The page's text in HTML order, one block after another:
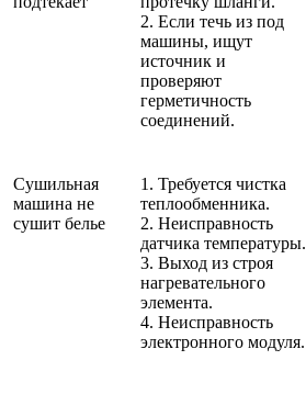
2. Если течь из под
машины, ищут
источник и
проверяют
герметичность
соединений.
Сушильная
машина не
сушит белье
1. Требуется чистка
теплообменника.
2. Неисправность
датчика температуры.
3. Выход из строя
нагревательного
элемента.
4. Неисправность
электронного модуля.